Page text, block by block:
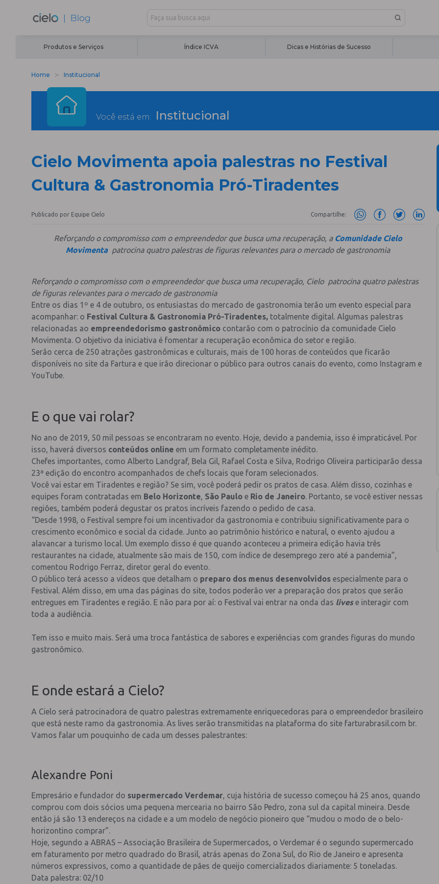
Produtos e Serviços Índice ICVA Dicas e Histórias de Sucesso
Home Institucional
Você está em: Institucional
Cielo Movimenta apoia palestras no Festival
Cultura & Gastronomia Pró-Tiradentes
Publicado por Equipe Cielo Compartilhe:
Reforçando o compromisso com o empreendedor que busca uma recuperação, a Comunidade Cielo
Movimentapatrocina quatro palestras de figuras relevantes para o mercado de gastronomia
Reforçando o compromisso com o empreendedor que busca uma recuperação, Cielo patrocina quatro palestras
de figuras relevantes para o mercado de gastronomia
Entre os dias 1º e 4 de outubro, os entusiastas do mercado de gastronomia terão um evento especial para
acompanhar: o Festival Cultura & Gastronomia Pró-Tiradentes, totalmente digital. Algumas palestras
relacionadas ao empreendedorismo gastronômico contarão com o patrocínio da comunidade Cielo
Movimenta. O objetivo da iniciativa é fomentar a recuperação econômica do setor e região.
Serão cerca de 250 atrações gastronômicas e culturais, mais de 100 horas de conteúdos que ficarão
disponíveis no site da Fartura e que irão direcionar o público para outros canais do evento, como Instagram e
YouTube.
E o que vai rolar?
No ano de 2019, 50 mil pessoas se encontraram no evento. Hoje, devido a pandemia, isso é impraticável. Por
isso, haverá diversos conteúdos online em um formato completamente inédito.
Chefes importantes, como Alberto Landgraf, Bela Gil, Rafael Costa e Silva, Rodrigo Oliveira participarão dessa
23ª edição do encontro acompanhados de chefs locais que foram selecionados.
Você vai estar em Tiradentes e região? Se sim, você poderá pedir os pratos de casa. Além disso, cozinhas e
equipes foram contratadas em Belo Horizonte, São Paulo e Rio de Janeiro. Portanto, se você estiver nessas
regiões, também poderá degustar os pratos incríveis fazendo o pedido de casa.
“Desde 1998, o Festival sempre foi um incentivador da gastronomia e contribuiu significativamente para o
crescimento econômico e social da cidade. Junto ao patrimônio histórico e natural, o evento ajudou a
alavancar a turismo local. Um exemplo disso é que quando aconteceu a primeira edição havia três
restaurantes na cidade, atualmente são mais de 150, com índice de desemprego zero até a pandemia”,
comentou Rodrigo Ferraz, diretor geral do evento.
O público terá acesso a vídeos que detalham o preparo dos menus desenvolvidos especialmente para o
Festival. Além disso, em uma das páginas do site, todos poderão ver a preparação dos pratos que serão
entregues em Tiradentes e região. E não para por aí: o Festival vai entrar na onda das livese interagir com
toda a audiência.
Tem isso e muito mais. Será uma troca fantástica de sabores e experiências com grandes figuras do mundo
gastronômico.
E onde estará a Cielo?
A Cielo será patrocinadora de quatro palestras extremamente enriquecedoras para o empreendedor brasileiro
que está neste ramo da gastronomia. As lives serão transmitidas na plataforma do site farturabrasil.com br.
Vamos falar um pouquinho de cada um desses palestrantes:
Alexandre Poni
Empresário e fundador do supermercado Verdemar, cuja história de sucesso começou há 25 anos, quando
comprou com dois sócios uma pequena mercearia no bairro São Pedro, zona sul da capital mineira. Desde
então já são 13 endereços na cidade e a um modelo de negócio pioneiro que “mudou o modo de o belo-
horizontino comprar”.
Hoje, segundo a ABRAS – Associação Brasileira de Supermercados, o Verdemar é o segundo supermercado
em faturamento por metro quadrado do Brasil, atrás apenas do Zona Sul, do Rio de Janeiro e apresenta
números expressivos, como a quantidade de pães de queijo comercializados diariamente: 5 toneladas.
Data palestra: 02/10